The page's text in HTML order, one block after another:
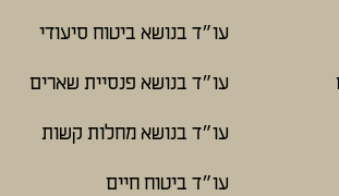
עו״ד בנושא ביטוח סיעודי
עו״ד בנושא פנסיית שארים
עו״ד בנושא מחלות קשות
עו״ד ביטוח חיים